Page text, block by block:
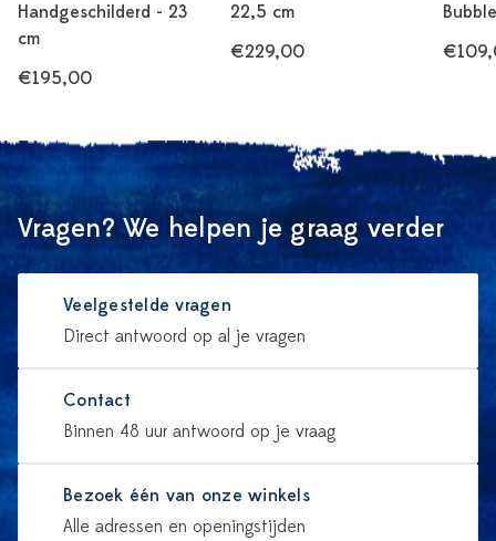
Handgeschilderd - 23
cm
€195,00
22,5 cm
€229,00
Vragen? We helpen je graag verder
Veelgestelde vragen
Direct antwoord op al je vragen
Contact
Binnen 48 uur antwoord op je vraag
Bezoek één van onze winkels
Alle adressen en openingstijden